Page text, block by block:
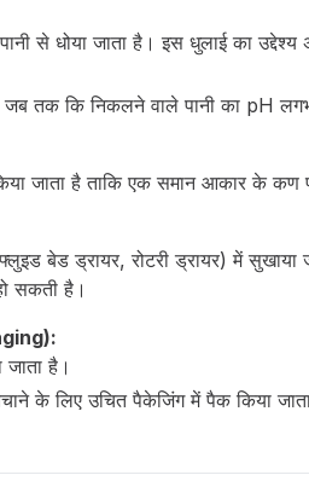
से धोया जाता है। इस धुलाई का
जब तक कि निकलने वाले पानी का pH
जाता है ताकि एक समान आकार के
बेड ड्रायर, रोटरी ड्रायर) में
सकती है।
है।
के लिए उचित पैकेजिंग में पैक किया